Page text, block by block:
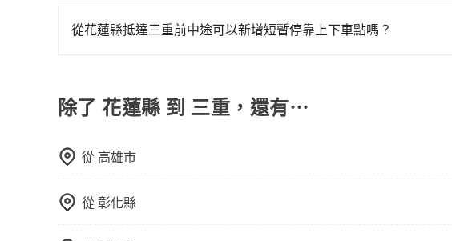
節奏和時間進行遊覽。除了景點本身，還可以體驗周邊的文化和風
從花蓮縣抵達三重前中途可以新增短暫停靠上下車點嗎？
是必要的補償。
除了 花蓮縣 到 三重，還有⋯
從 高雄市
從彰化縣